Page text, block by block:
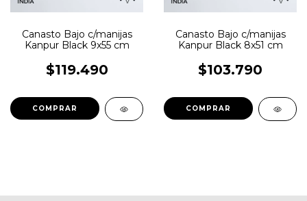
Canasto Bajo c/manijas
Kanpur Black 9x55 cm
$119.490
Canasto Bajo c/manijas
Kanpur Black 8x51 cm
$103.790